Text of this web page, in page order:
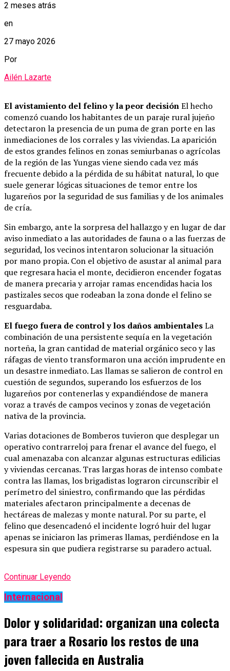
2 meses atrás
en
27 mayo 2026
Por
Ailén Lazarte
El avistamiento del felino y la peor decisiónEl hecho
comenzó cuando los habitantes de un paraje rural jujeño
detectaron la presencia de un puma de gran porte en las
inmediaciones de los corrales y las viviendas. La aparición
de estos grandes felinos en zonas semiurbanas o agrícolas
de la región de las Yungas viene siendo cada vez más
frecuente debido a la pérdida de su hábitat natural, lo que
suele generar lógicas situaciones de temor entre los
lugareños por la seguridad de sus familias y de los animales
de cría.
Sin embargo, ante la sorpresa del hallazgo y en lugar de dar
aviso inmediato a las autoridades de fauna o a las fuerzas de
seguridad, los vecinos intentaron solucionar la situación
por mano propia. Con el objetivo de asustar al animal para
que regresara hacia el monte, decidieron encender fogatas
de manera precaria y arrojar ramas encendidas hacia los
pastizales secos que rodeaban la zona donde el felino se
resguardaba.
El fuego fuera de control y los daños ambientalesLa
combinación de una persistente sequía en la vegetación
norteña, la gran cantidad de material orgánico seco y las
ráfagas de viento transformaron una acción imprudente en
un desastre inmediato. Las llamas se salieron de control en
cuestión de segundos, superando los esfuerzos de los
lugareños por contenerlas y expandiéndose de manera
voraz a través de campos vecinos y zonas de vegetación
nativa de la provincia.
Varias dotaciones de Bomberos tuvieron que desplegar un
operativo contrarreloj para frenar el avance del fuego, el
cual amenazaba con alcanzar algunas estructuras edilicias
y viviendas cercanas. Tras largas horas de intenso combate
contra las llamas, los brigadistas lograron circunscribir el
perímetro del siniestro, confirmando que las pérdidas
materiales afectaron principalmente a decenas de
hectáreas de malezas y monte natural. Por su parte, el
felino que desencadenó el incidente logró huir del lugar
apenas se iniciaron las primeras llamas, perdiéndose en la
espesura sin que pudiera registrarse su paradero actual.
Continuar Leyendo
Internacional
Dolor y solidaridad: organizan una colecta
para traer a Rosario los restos de una
joven fallecida en Australia